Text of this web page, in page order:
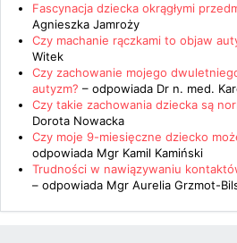
Fascynacja dziecka okrągłymi
Agnieszka Jamroży
Czy machanie rączkami to objaw
Witek
Czy zachowanie mojego
autyzm? – odpowiada Dr n. med.
Czy takie zachowania dziecka są
Dorota Nowacka
Czy moje 9-miesięczne dziecko
odpowiada Mgr Kamil Kamiński
Trudności w nawiązywaniu
– odpowiada Mgr Aurelia Grzmot-